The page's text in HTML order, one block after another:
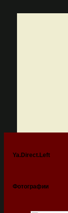
Ya.Direct.Left
Фотографии